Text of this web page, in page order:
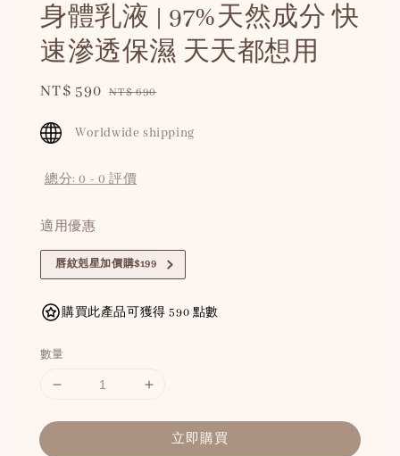
身體乳液 | 97%天然成分 快
速滲透保濕 天天都想用
Sale
NT$ 590 Regular
NT$ 690
Worldwide shipping
總分:0 - 0 評價
適用優惠
唇紋剋星加價購$199
購買此產品可獲得 590 點數
數量
立即購買